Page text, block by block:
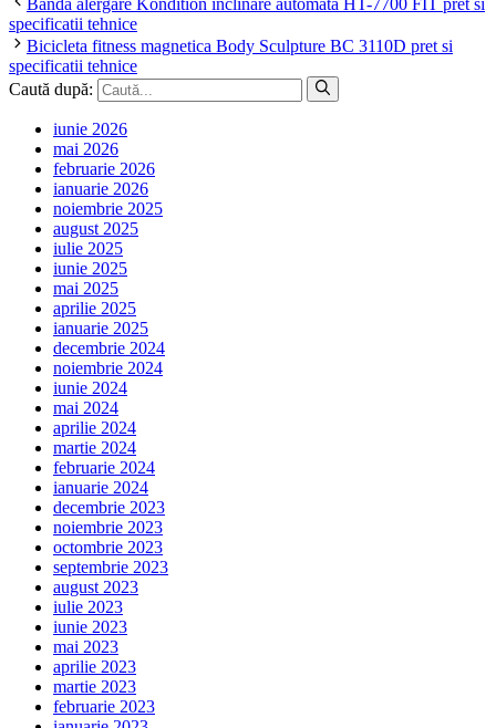
Banda alergare Kondition inclinare automata HT-7700 FIT pret si
specificatii tehnice
Bicicleta fitness magnetica Body Sculpture BC 3110D pret si
specificatii tehnice
Caută după:
iunie 2026
mai 2026
februarie 2026
ianuarie 2026
noiembrie 2025
august 2025
iulie 2025
iunie 2025
mai 2025
aprilie 2025
ianuarie 2025
decembrie 2024
noiembrie 2024
iunie 2024
mai 2024
aprilie 2024
martie 2024
februarie 2024
ianuarie 2024
decembrie 2023
noiembrie 2023
octombrie 2023
septembrie 2023
august 2023
iulie 2023
iunie 2023
mai 2023
aprilie 2023
martie 2023
februarie 2023